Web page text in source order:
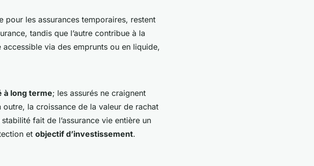
pour les assurances temporaires, restent
tandis que l’autre contribue à la
via des emprunts ou en liquide,
à long terme; les assurés ne craignent
outre, la croissance de la valeur de rachat
fait de l’assurance vie entière un
et objectif d’investissement.